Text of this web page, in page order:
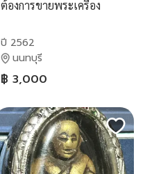
ต้องการขายพระเครื่อง
ปี 2562
นนทบุรี
฿ 3,000